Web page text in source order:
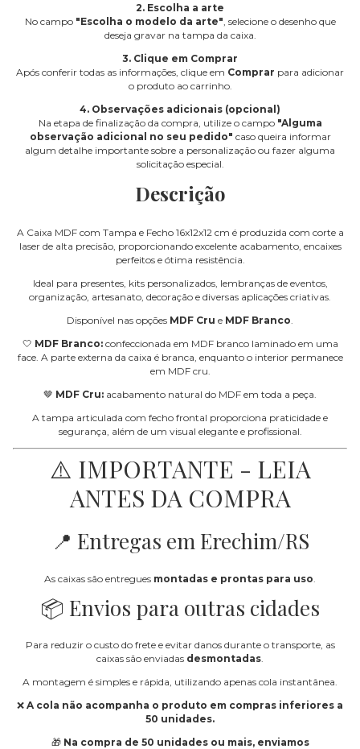
2. Escolha a arte
No campo "Escolha o modelo da arte" , selecione o desenho que
deseja gravar na tampa da caixa.
3. Clique em Comprar
Após conferir todas as informações, clique em Comprar para adicionar
o produto ao carrinho.
4. Observações adicionais (opcional)
Na etapa de finalização da compra, utilize o campo "Alguma
observação adicional no seu pedido" caso queira informar
algum detalhe importante sobre a personalização ou fazer alguma
solicitação especial.
Descrição
A Caixa MDF com Tampa e Fecho 16x12x12 cm é produzida com corte a
laser de alta precisão, proporcionando excelente acabamento, encaixes
perfeitos e ótima resistência.
Ideal para presentes, kits personalizados, lembranças de eventos,
organização, artesanato, decoração e diversas aplicações criativas.
Disponível nas opções MDF Cru e MDF Branco
🤍 MDF Branco:confeccionada em MDF branco laminado em uma
face. A parte externa da caixa é branca, enquanto o interior permanece
em MDF cru.
🤎 MDF Cru: acabamento natural do MDF em toda a peça.
A tampa articulada com fecho frontal proporciona praticidade e
segurança, além de um visual elegante e profissional.
⚠️ IMPORTANTE - LEIA
ANTES DA COMPRA
📍 Entregas em Erechim/RS
As caixas são entregues montadas e prontas para uso
📦 Envios para outras cidades
Para reduzir o custo do frete e evitar danos durante o transporte, as
caixas são enviadas desmontadas.
A montagem é simples e rápida, utilizando apenas cola instantânea.
❌ A cola não acompanha o produto em compras inferiores a
50 unidades.
🎁 Na compra de 50 unidades ou mais, enviamos